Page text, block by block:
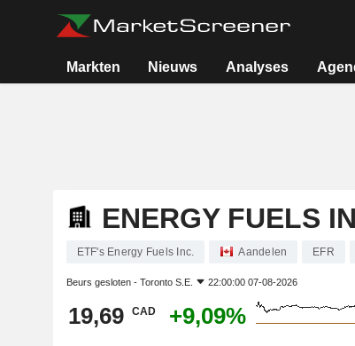
Markten Nieuws Analyses
ENERGY FUELS
ETF's Energy Fuels Inc. Aandelen EFR
Beurs gesloten - Toronto S.E. 22:00:00 07-08-2026
19,69 CAD +9,09%